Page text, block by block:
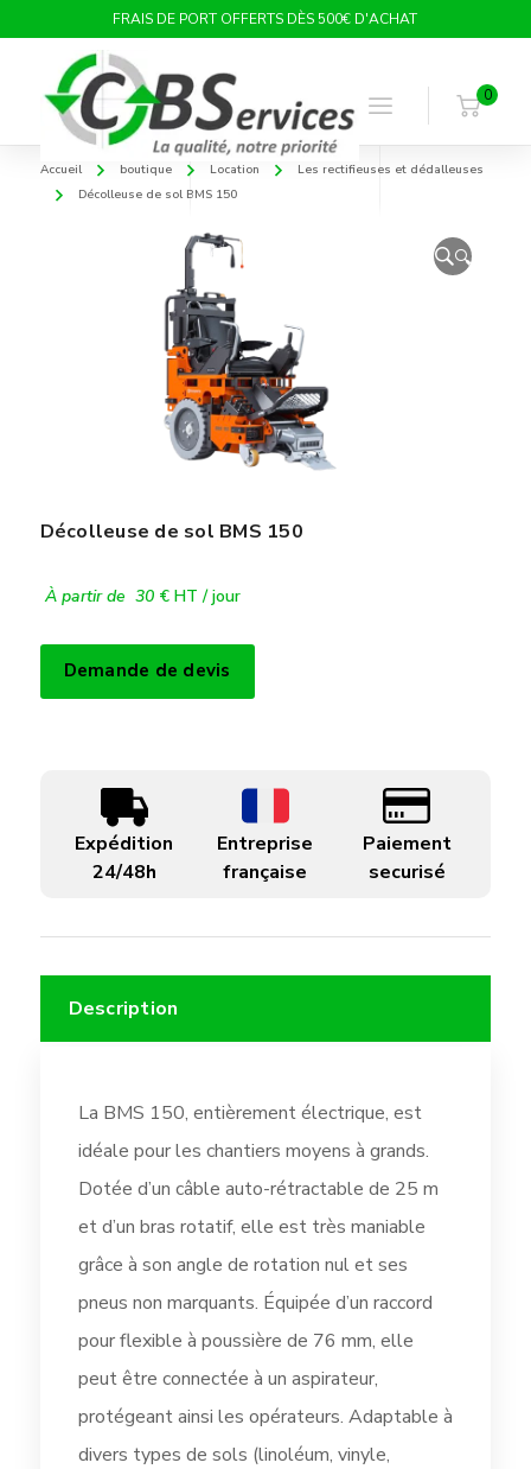
FRAIS DE PORT OFFERTS DÈS 500€ D'ACHAT
0
Accueil boutique Location
Les rectifieuses et dédalleuses
Décolleuse de sol BMS 150
🔍
Décolleuse de sol BMS 150
À partir de 30 € HT / jour
Demande de devis
Expédition
24/48h
Entreprise
française
Paiement
securisé
Description
La BMS 150, entièrement électrique, est
idéale pour les chantiers moyens à grands.
Dotée d’un câble auto-rétractable de 25 m
et d’un bras rotatif, elle est très maniable
grâce à son angle de rotation nul et ses
pneus non marquants. Équipée d’un raccord
pour flexible à poussière de 76 mm, elle
peut être connectée à un aspirateur,
protégeant ainsi les opérateurs. Adaptable à
divers types de sols (linoléum, vinyle,